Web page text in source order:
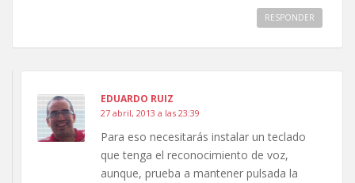
RESPONDER
EDUARDO RUIZ
27 abril, 2013 a las 23:39
Para eso necesitarás instalar un teclado
que tenga el reconocimiento de voz,
aunque, prueba a mantener pulsada la